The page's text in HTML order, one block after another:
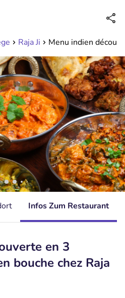
bis 23:00 Uhr (max 0,09€/Min)
Raja Ji Menu indien
Infos Zum Restaurant
en 3
bouche chez Raja